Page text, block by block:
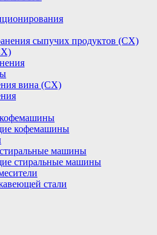
сыпучих продуктов (СХ)
вина (СХ)
кофемашины
машины
стиральные машины
стали